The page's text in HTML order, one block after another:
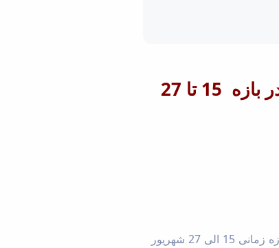
زمان بندی ارائه دروس آزمایشگاهی و کارگاهی دانشکده مهندسی در بازه 15 تا 27
به اطلاع دانشجویان محترم می رساند برنامه ارائه حضوری کارگاه ها و آزمایشگاه های دانشکده مهندسی در بازه زمانی 15 الی 27 شهریور